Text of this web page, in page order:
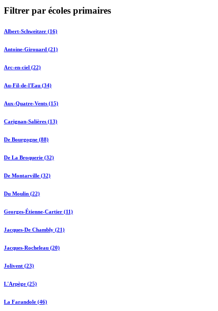
Filtrer par écoles primaires
Albert-Schweitzer (16)
Antoine-Girouard (21)
Arc-en-ciel (22)
Au-Fil-de-l'Eau (34)
Aux-Quatre-Vents (15)
Carignan-Salières (13)
De Bourgogne (88)
De La Broquerie (32)
De Montarville (32)
Du Moulin (22)
Georges-Étienne-Cartier (11)
Jacques-De Chambly (21)
Jacques-Rocheleau (20)
Jolivent (23)
L'Arpège (25)
La Farandole (46)